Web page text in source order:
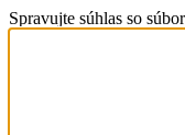
Spravujte súhlas so